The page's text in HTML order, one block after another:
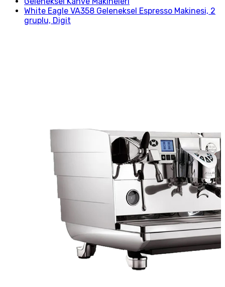
White Eagle VA358 Geleneksel Espresso Makinesi, 2
gruplu, Digit